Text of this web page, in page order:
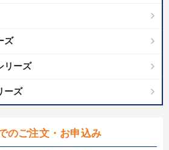
ズ
リーズ
ーズ
のご注文・お申込み